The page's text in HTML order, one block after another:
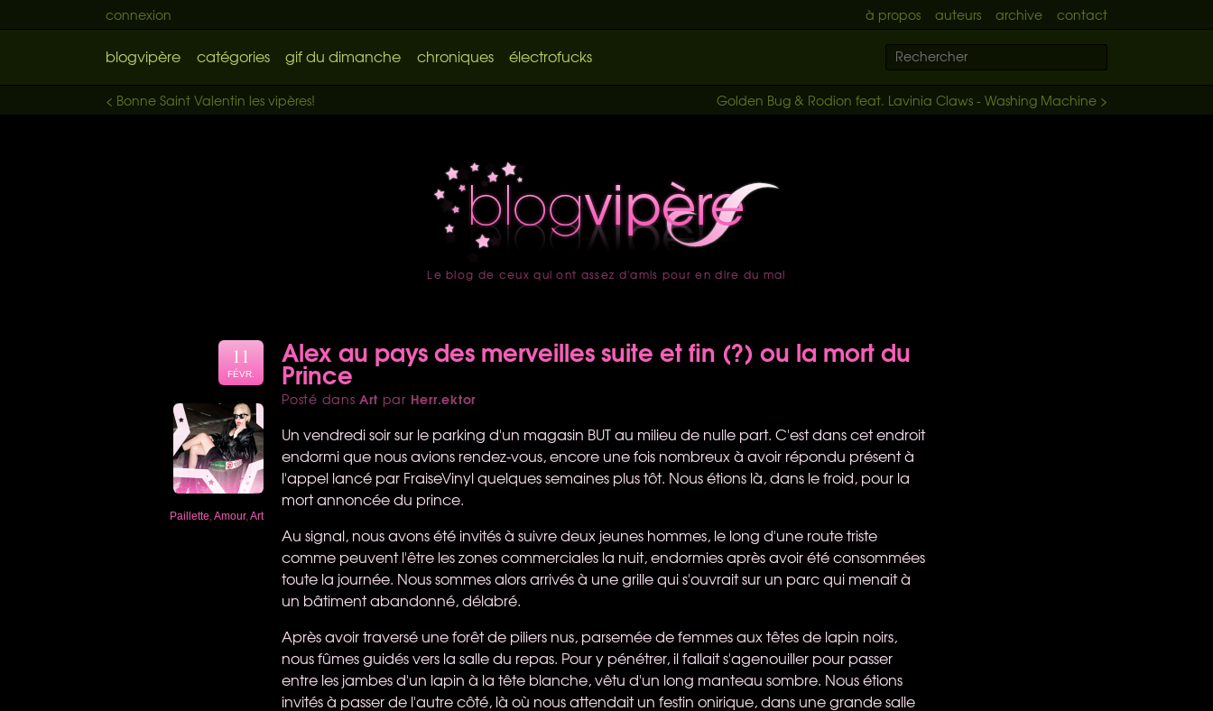
connexion à propos auteurs archive contact
blogvipère catégories gif du dimanche chroniques électrofucks
Golden Bug & Rodion feat. Lavinia Claws - Washing Machine >
< Bonne Saint Valentin les vipères!
accueil
Le blog de ceux qui ont assez d'amis pour en dire du mal
Alex au pays des merveilles suite et fin (?) ou la mort du
Prince
Posté dansArt par Herr.ektor
11
FÉVR.
Paillette Amour, Art
Un vendredi soir sur le parking d'un magasin BUTau milieu de nulle part. C'est dans cet endroit
endormi que nous avions rendez-vous, encore une fois nombreux à avoir répondu présent à
l'appel lancé par FraiseVinyl quelques semaines plus tôt. Nous étions là, dans le froid, pour la
mort annoncée du prince.
Au signal, nous avons été invités à suivre deux jeunes hommes, le long d'une route triste
comme peuvent l'être les zones commerciales la nuit, endormies après avoir été consommées
toute la journée. Nous sommes alors arrivés à une grille qui s'ouvrait sur un parc qui menait à
un bâtiment abandonné, délabré.
Après avoir traversé une forêt de piliers nus, parsemée de femmes aux têtes de lapin noirs,
nous fûmes guidés vers la salle du repas. Pour y pénétrer, il fallait s'agenouiller pour passer
entre les jambes d'un lapin à la tête blanche, vêtu d'un long manteau sombre. Nous étions
invités à passer de l'autre côté, là où nous attendait un festin onirique, dans une grande salle